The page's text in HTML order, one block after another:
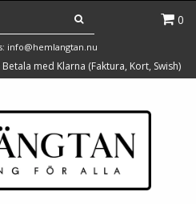
0
info@hemlangtan.nu
Betala med Klarna (Faktura, Kort, Swish)